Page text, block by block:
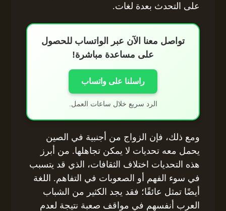
على التحدث بعدة لغات.
تواصل معنا الآن عبر الواتساب للحصول
على مساعدة مباشرة!
راسلنا على واتساب
الرد سريع خلال ساعات العمل.
ومع ذلك، فإن الزواج من أجنبية في الصين
يحمل معه تحديات لا يمكن تجاهلها. من أبرز
هذه التحديات اختلاف الثقافات، الذي قد يتسبب
في سوء الفهم أو الصعوبات في التفاهم. اللغة
أيضًا تمثل عائقًا؛ فقد يجد الكثير من الشباب
العرب أنفسهم في مواقف صعبة نتيجة لعدم